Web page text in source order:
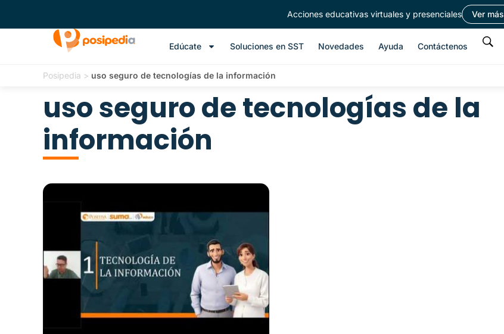
Acciones educativas virtuales y presenciales Ver más
Edúcate Soluciones en SST Novedades Ayuda Contáctenos
Posipedia > uso seguro de tecnologías de la información
uso seguro de tecnologías de la
información